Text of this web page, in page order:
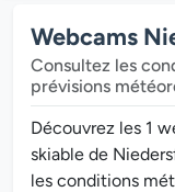
Webcams
Consultez les
prévisions
Découvrez les 1
skiable de
les conditions